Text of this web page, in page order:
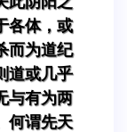
各体，或
而为道纪
道或几乎
与有为两
何谓先天